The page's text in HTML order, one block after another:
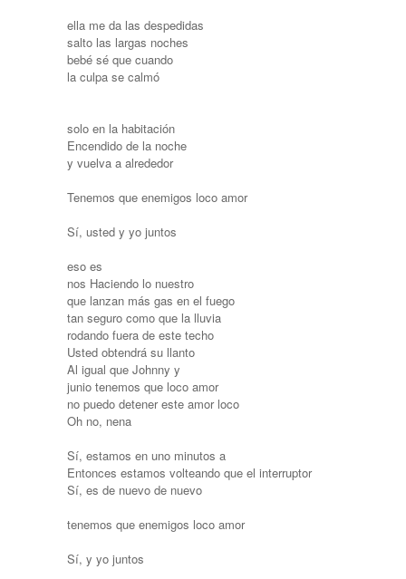
ella me da las despedidas
salto las largas noches
bebé sé que cuando
la culpa se calmó
solo en la habitación
Encendido de la noche
y vuelva a alrededor
Tenemos que enemigos loco amor
Sí, usted y yo juntos
eso es
nos Haciendo lo nuestro
que lanzan más gas en el fuego
tan seguro como que la lluvia
rodando fuera de este techo
Usted obtendrá su llanto
Al igual que Johnny y
junio tenemos que loco amor
no puedo detener este amor loco
Oh no, nena
Sí, estamos en uno minutos a
Entonces estamos volteando que el interruptor
Sí, es de nuevo de nuevo
tenemos que enemigos loco amor
Sí, y yo juntos